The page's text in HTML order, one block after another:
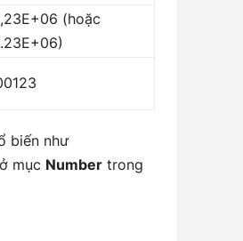
(hoặc
biến như
mục Number trong